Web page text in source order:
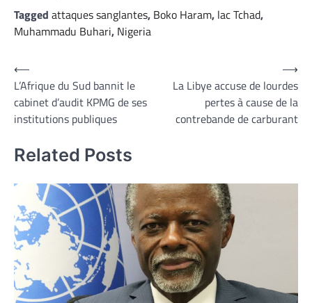
Tagged attaques sanglantes, Boko Haram, lac Tchad,
Muhammadu Buhari, Nigeria
Navigation
de
l’article
⟵
L’Afrique du Sud bannit le
cabinet d’audit KPMG de ses
institutions publiques
La Libye accuse de lourdes
pertes à cause de la
contrebande de carburant
⟶
Related Posts